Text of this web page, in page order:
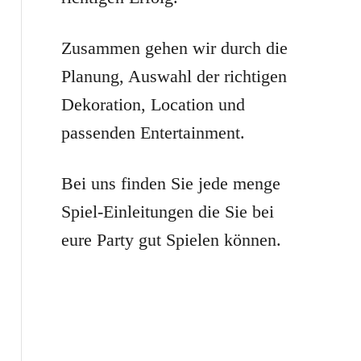
:Zusammen gehen wir durch die
Planung, Auswahl der richtigen
Dekoration, Location und
passenden Entertainment.
Bei uns finden Sie jede menge
Spiel-Einleitungen die Sie bei
eure Party gut Spielen können.